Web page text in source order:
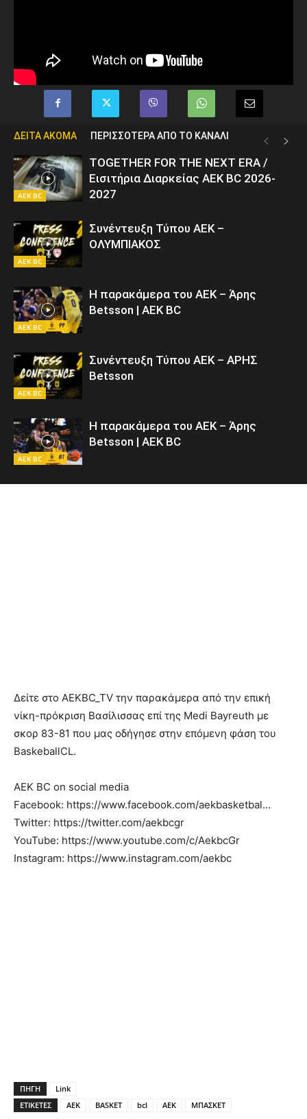
ΔΕΙΤΑ ΑΚΟΜΑ ΠΕΡΙΣΣΟΤΕΡΑ ΑΠΟ ΤΟ ΚΑΝΑΛΙ
AEK BC
TOGETHER FOR THE NEXT ERA /
Εισιτήρια Διαρκείας AEK BC 2026-
2027
AEK BC
Συνέντευξη Τύπου ΑΕΚ –
ΟΛΥΜΠΙΑΚΟΣ
AEK BC
Η παρακάμερα του ΑΕΚ – Άρης
Betsson | AEK BC
AEK BC
Συνέντευξη Τύπου ΑΕΚ – ΑΡΗΣ
Betsson
AEK BC
Η παρακάμερα του ΑΕΚ – Άρης
Betsson | AEK BC
Δείτε στο AEKBC_TV την παρακάμερα από την επική
νίκη-πρόκριση Βασίλισσας επί της Medi Bayreuth με
σκορ 83-81 που μας οδήγησε στην επόμενη φάση του
BaskeballCL.
AEK BC on social media
Facebook: https://www.facebook.com/aekbasketbal…
Twitter: https://twitter.com/aekbcgr
YouTube: https://www.youtube.com/c/AekbcGr
Instagram: https://www.instagram.com/aekbc
ΠΗΓΗ
Link
ΕΤΙΚΕΤΕΣ
AEK BASKET bcl ΑΕΚ ΜΠΑΣΚΕΤ